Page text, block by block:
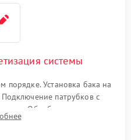
системы
порядке. Установка бака на
патрубков с
Обработка стыков
возможных протечек воды.